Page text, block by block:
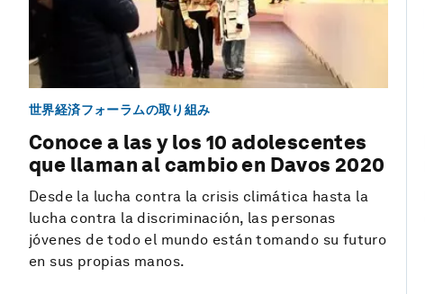
世界経済フォーラムの取り組み
Conoce a las y los 10 adolescentes
que llaman al cambio en Davos 2020
Desde la lucha contra la crisis climática hasta la
lucha contra la discriminación, las personas
jóvenes de todo el mundo están tomando su futuro
en sus propias manos.